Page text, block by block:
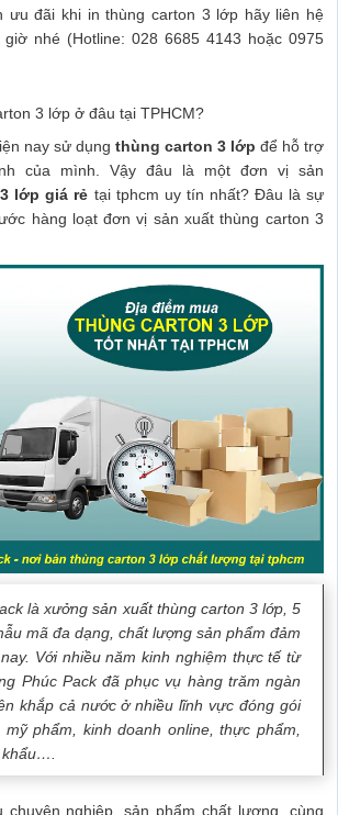
ưu đãi khi in thùng carton 3 lớp hãy liên hệ
nhé (Hotline: 028 6685 4143 hoặc 0975
3 lớp ở đâu tại TPHCM?
nay sử dụng thùng carton 3 lớp để hỗ trợ
của mình. Vậy đâu là một đơn vị sản
lớp giá rẻ tại tphcm uy tín nhất? Đâu là sự
hàng loạt đơn vị sản xuất thùng carton 3
là xưởngsản xuất thùng carton 3 lớp, 5
mã đa dạng, chất lượng sản phẩm đảm
Với nhiều năm kinh nghiệm thực tế từ
Phúc Pack đã phục vụ hàng trăm ngàn
khắp cả nước ở nhiều lĩnh vực đóng gói
phẩm, kinh doanh online, thực phẩm,
chuyên nghiệp, sản phẩm chất lượng, cùng